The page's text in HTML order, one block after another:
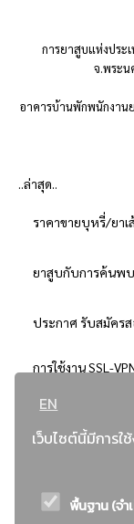
EN
เว็บไซต์นี้มีการใ
พื้นฐาน (จำ
การยาสูบแห่งประ
จ.พระน
อาคารบ้านพักพนักงาน
..ล่าสุด..
ราคาขายบุหรี่/ยาเ
ยาสูบกับการค้นพบ
ประกาศ รับสมัคร
การใช้งาน SSL-
..ยอดนิยม..
: วิธีเฉพาะเจาะจง